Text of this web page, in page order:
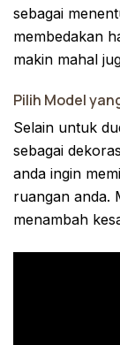
sebagai
membedakan
makin mahal
Pilih Model
Selain untuk
sebagai
anda ingin
ruangan anda.
menambah